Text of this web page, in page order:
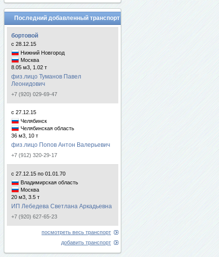
Последний добавленный транспорт
бортовой
с 28.12.15
Нижний Новгород
Москва
8.05 м3, 1.02 т
физ.лицо Туманов Павел
Леонидович
+7 (920) 029-69-47
с 27.12.15
Челябинск
Челябинская область
36 м3, 10 т
физ.лицо Попов Антон Валерьевич
+7 (912) 320-29-17
с 27.12.15 по 01.01.70
Владимирская область
Москва
20 м3, 3.5 т
ИП Лебедева Светлана Аркадьевна
+7 (920) 627-65-23
посмотреть весь транспорт
добавить транспорт